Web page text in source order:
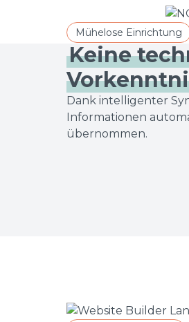
Mühelose Einrichtung
Keine
Dank intelligenter
Informationen
übernommen.